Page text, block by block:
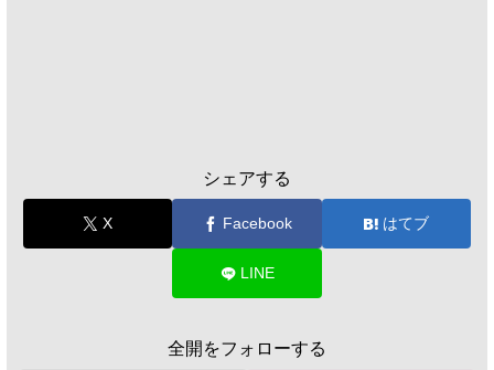
シェアする
X Facebook はてブ
LINE
全開をフォローする